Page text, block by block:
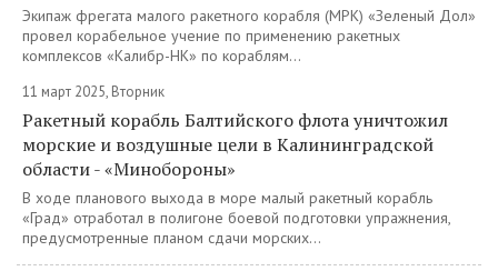
Экипаж фрегата малого ракетного корабля (МРК) «Зеленый Дол»
провел корабельное учение по применению ракетных
комплексов «Калибр-НК» по кораблям...
11 март 2025, Вторник
Ракетный корабль Балтийского флота уничтожил
морские и воздушные цели в Калининградской
области - «Минобороны»
В ходе планового выхода в море малый ракетный корабль
«Град» отработал в полигоне боевой подготовки упражнения,
предусмотренные планом сдачи морских...